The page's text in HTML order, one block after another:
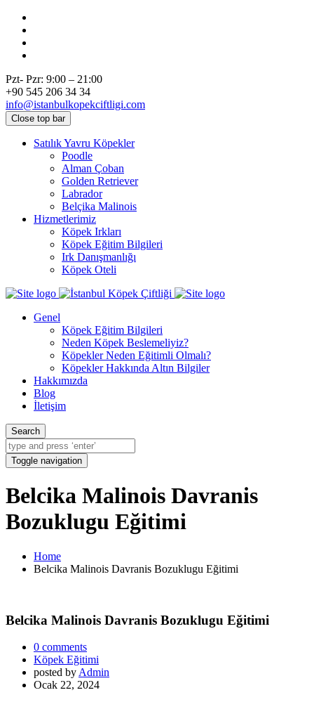
Pzt- Pzr: 9:00 – 21:00
+90 545 206 34 34
info@istanbulkopekciftligi.com
Close top bar
Satılık Yavru Köpekler
Poodle
Alman Çoban
Golden Retriever
Labrador
Belçika Malinois
Hizmetlerimiz
Köpek Irkları
Köpek Eğitim Bilgileri
Irk Danışmanlığı
Köpek Oteli
Genel
Köpek Eğitim Bilgileri
Neden Köpek Beslemeliyiz?
Köpekler Neden Eğitimli Olmalı?
Köpekler Hakkında Altın Bilgiler
Hakkımızda
Blog
İletişim
Search
Toggle navigation
Belcika Malinois Davranis
Bozuklugu Eğitimi
Home
Belcika Malinois Davranis Bozuklugu Eğitimi
Belcika Malinois Davranis Bozuklugu Eğitimi
0 comments
Köpek Eğitimi
posted by Admin
Ocak 22, 2024